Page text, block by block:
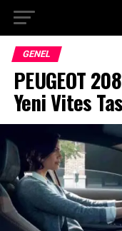
GENEL
PEUGEOT
Yeni Vites